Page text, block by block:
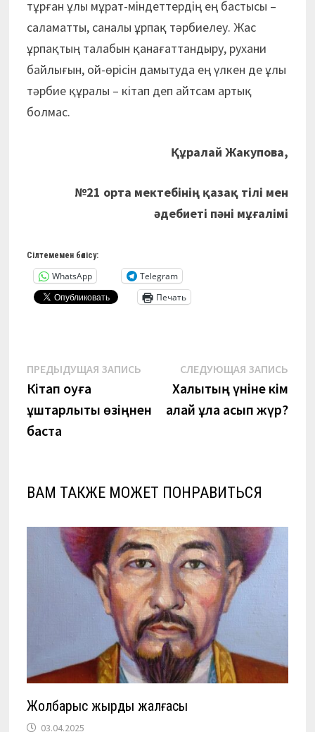
тұрған ұлы мұрат-міндеттердің ең бастысы –
саламатты, саналы ұрпақ тәрбиелеу. Жас
ұрпақтың талабын қанағаттандыру, рухани
байлығын, ой-өрісін дамытуда ең үлкен де ұлы
тәрбие құралы – кітап деп айтсам артық
болмас.
Құралай Жакупова,
№21 орта мектебінің қазақ тілі мен
әдебиеті пәні мұғалімі
Сілтемемен бөлісу:
WhatsApp
Telegram
Печать
Навигация
по
записям
ПРЕДЫДУЩАЯ ЗАПИСЬПредыдущая
запись:
Кітап оқуға
құштарлықты өзіңнен
баста
СЛЕДУЮЩАЯ ЗАПИСЬ
Халықтың үніне кім
қалай құлақ асып жүр?
ВАМ ТАКЖЕ МОЖЕТ ПОНРАВИТЬСЯ
Жолбарыс жырдың жалғасы
03.04.2025